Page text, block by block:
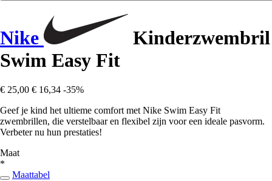
Nike
Kinderzwembril
Swim Easy Fit
€ 25,00 € 16,34 -35%
Geef je kind het ultieme comfort met Nike Swim Easy Fit
zwembrillen, die verstelbaar en flexibel zijn voor een ideale pasvorm.
Verbeter nu hun prestaties!
Maat
*
Maattabel